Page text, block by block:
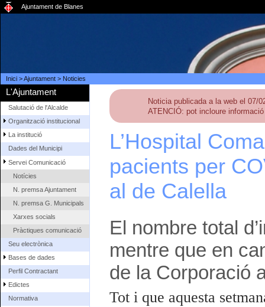
Ajuntament de Blanes
Inici>Ajuntament> Noticies
L'Ajuntament
Salutació de l'Alcalde
Organització institucional
La institució
Dades del Municipi
Servei Comunicació
Notícies
N. premsa Ajuntament
N. premsa G. Municipals
Xarxes socials
Pràctiques comunicació
Seu electrònica
Bases de dades
Perfil Contractant
Edictes
Normativa
Noticia publicada a la web el 07/
ATENCIÓ: pot incloure
L’Hospital
pacients per
al de Calella
El nombre total
mentre que en
de la Corporació
Tot i que aquesta